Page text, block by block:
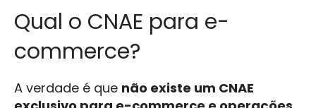
Qual o CNAE para e-
commerce?
A verdade é que não existe um CNAE